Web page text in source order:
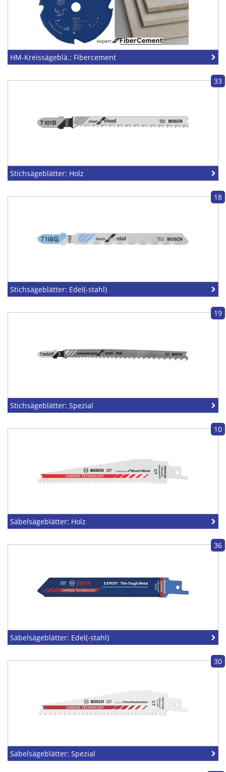
HM-Kreissägeblä.: Fibercement
33
Stichsägeblätter: Holz
18
Stichsägeblätter: Edel(-stahl)
19
Stichsägeblätter: Spezial
10
Säbelsägeblätter: Holz
36
Säbelsägeblätter: Edel(-stahl)
30
Säbelsägeblätter: Spezial